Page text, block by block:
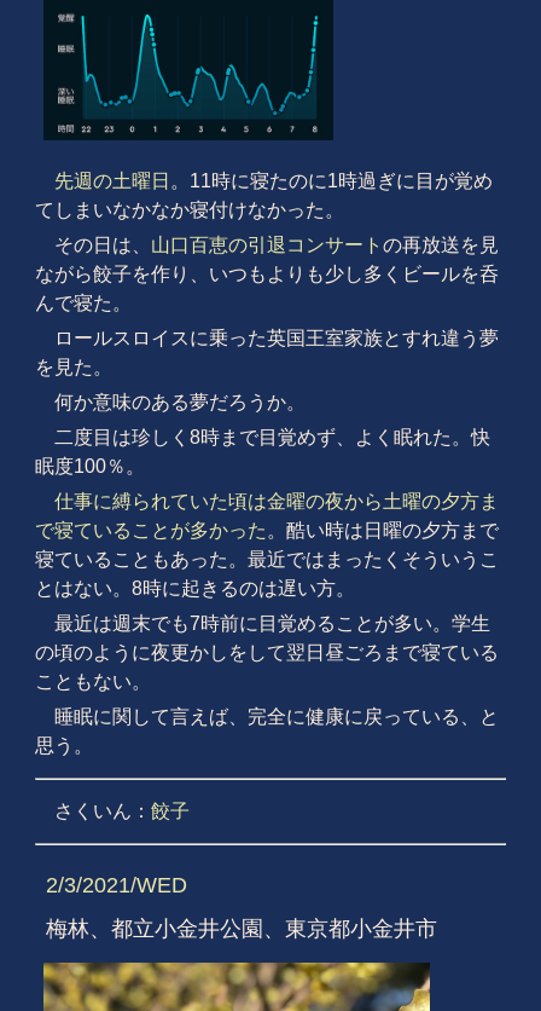
先週の土曜日 。11時に寝たのに1時過ぎに目が覚め
てしまいなかなか寝付けなかった。
その日は、 山口百恵の引退コンサート の再放送を見
ながら餃子を作り、いつもよりも少し多くビールを呑
んで寝た。
ロールスロイスに乗った英国王室家族とすれ違う夢
を見た。
何か意味のある夢だろうか。
二度目は珍しく8時まで目覚めず、よく眠れた。快
眠度100％。
仕事に縛られていた頃は金曜の夜から土曜の夕方ま
で寝ていることが多かった 。酷い時は日曜の夕方まで
寝ていることもあった。最近ではまったくそういうこ
とはない。8時に起きるのは遅い方。
最近は週末でも7時前に目覚めることが多い。学生
の頃のように夜更かしをして翌日昼ごろまで寝ている
こともない。
睡眠に関して言えば、完全に健康に戻っている、と
思う。
さくいん： 餃子
2/3/2021/WED
梅林、都立小金井公園、東京都小金井市